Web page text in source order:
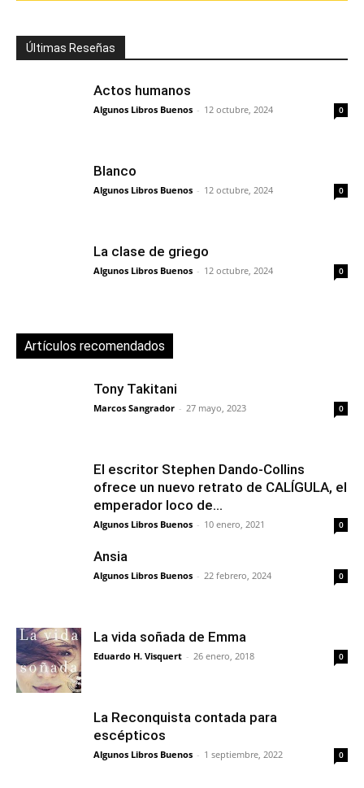
Últimas Reseñas
Actos humanos
Algunos Libros Buenos - 12 octubre, 2024 0
Blanco
Algunos Libros Buenos - 12 octubre, 2024 0
La clase de griego
Algunos Libros Buenos - 12 octubre, 2024 0
Artículos recomendados
Tony Takitani
Marcos Sangrador - 27 mayo, 2023 0
El escritor Stephen Dando-Collins
ofrece un nuevo retrato de CALÍGULA, el
emperador loco de...
Algunos Libros Buenos - 10 enero, 2021 0
Ansia
Algunos Libros Buenos - 22 febrero, 2024 0
La vida soñada de Emma
Eduardo H. Visquert - 26 enero, 2018 0
La Reconquista contada para
escépticos
Algunos Libros Buenos - 1 septiembre, 2022 0